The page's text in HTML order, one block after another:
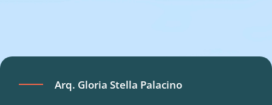
Arq. Gloria Stella Palacino